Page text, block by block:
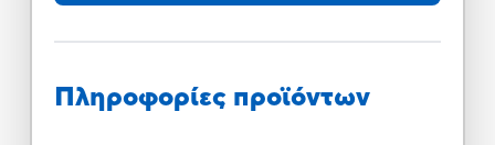
Πληροφορίες προϊόντων